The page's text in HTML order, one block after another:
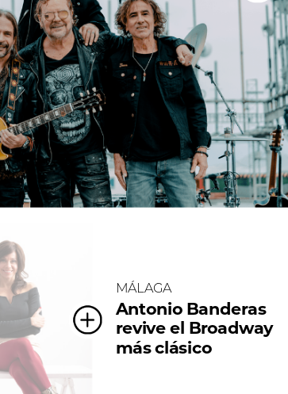
MÁLAGA
Antonio Banderas
revive el Broadway
másclásico